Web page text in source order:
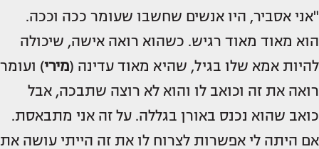
"אני אסביר, היו אנשים שחשבו שעומר ככה וככה.
הוא מאוד מאוד רגיש. כשהוא רואה אישה, שיכולה
להיות אמא שלו בגיל, שהיא מאוד עדינה (מירי) ועומר
רואה את זה וכואב לו והוא לא רוצה שתבכה, אבל
כואב שהוא נכנס באורן בגללה. על זה אני מתבאסת.
אם היתה לי אפשרות לצרוח לו את זה הייתי עושה את